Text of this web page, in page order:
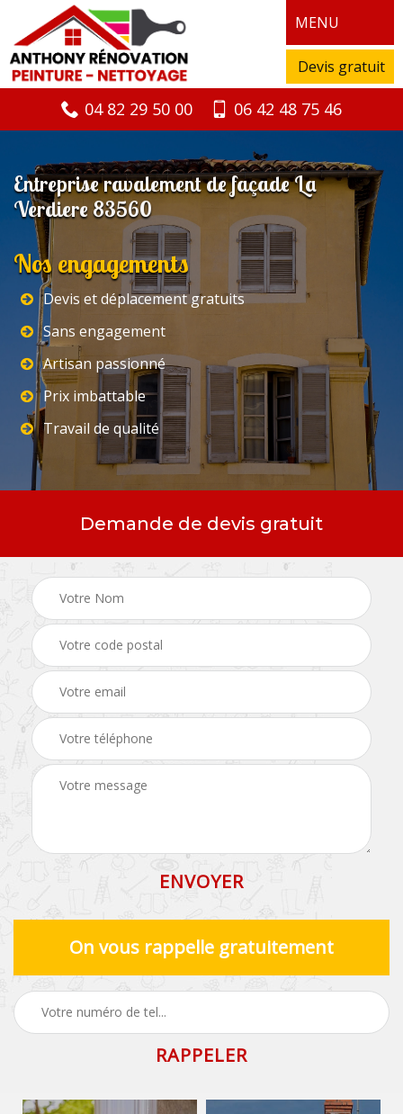
MENU
Devis gratuit
04 82 29 50 00 06 42 48 75 46
Entreprise ravalement de façade La
Verdiere 83560
Nos engagements
Devis et déplacement gratuits
Sans engagement
Artisan passionné
Prix imbattable
Travail de qualité
Demande de devis gratuit
On vous rappelle gratuitement